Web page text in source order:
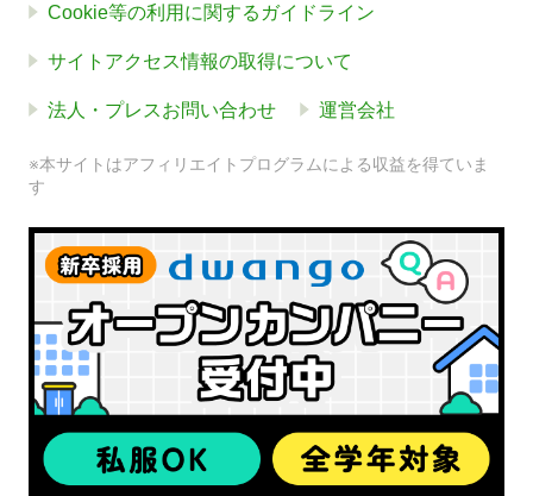
Cookie等の利用に関するガイドライン
サイトアクセス情報の取得について
法人・プレスお問い合わせ 運営会社
※本サイトはアフィリエイトプログラムによる収益を得ていま
す